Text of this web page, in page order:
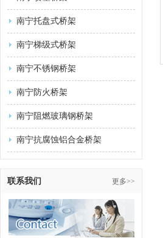
南宁托盘式桥架
南宁梯级式桥架
南宁不锈钢桥架
南宁防火桥架
南宁阻燃玻璃钢桥架
南宁抗腐蚀铝合金桥架
联系我们 更多>>